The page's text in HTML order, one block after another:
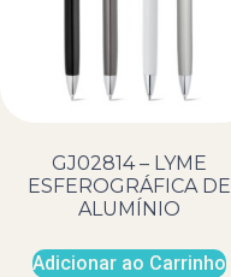
GJ02814 – LYME
ESFEROGRÁFICA DE
ALUMÍNIO
Adicionar ao Carrinho